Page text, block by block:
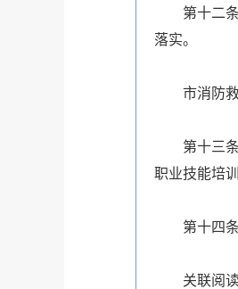
第十二条
落实。
市消防
第十三条
职业技能培
第十四条
关联阅读